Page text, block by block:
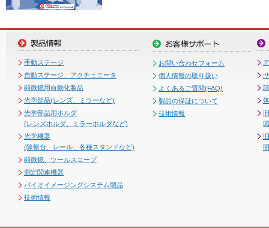
手動ステージ
自動ステージ、アクチュエータ
顕微鏡用自動化製品
光学部品(レンズ、ミラーなど)
光学部品用ホルダ
(レンズホルダ、ミラーホルダなど)
光学機器
(除振台、レール、各種スタンドなど)
顕微鏡、ツールスコープ
測定関連機器
バイオイメージングシステム製品
技術情報
お問い合わせフォーム
個人情報の取り扱い
よくあるご質問(FAQ)
製品の保証について
技術情報